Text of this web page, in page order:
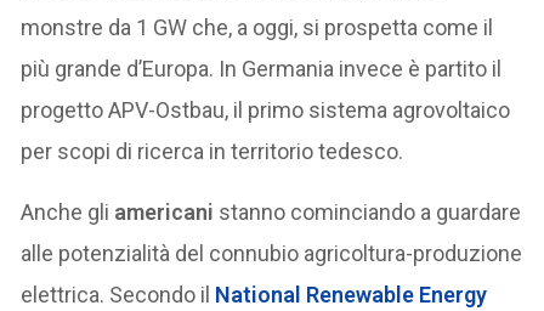
monstre da 1 GW che, a oggi, si prospetta come il
più grande d’Europa. In Germania invece è partito il
progetto APV-Ostbau, il primo sistema agrovoltaico
per scopi di ricerca in territorio tedesco.
Anche gli americani stanno cominciando a guardare
alle potenzialità del connubio agricoltura-produzione
elettrica. Secondo il National Renewable Energy